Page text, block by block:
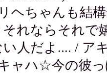
ちゃんも結構
れならそれで
人だよ.... / ア
ャハ☆今の彼っ